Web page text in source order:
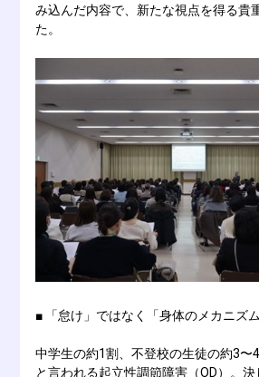
み込んだ内容で、新たな視点を得る貴
た。
■ 「怠け」ではなく「身体のメカニズ
中学生の約1割、不登校の生徒の約3〜
と言われる起立性調節障害（OD）。